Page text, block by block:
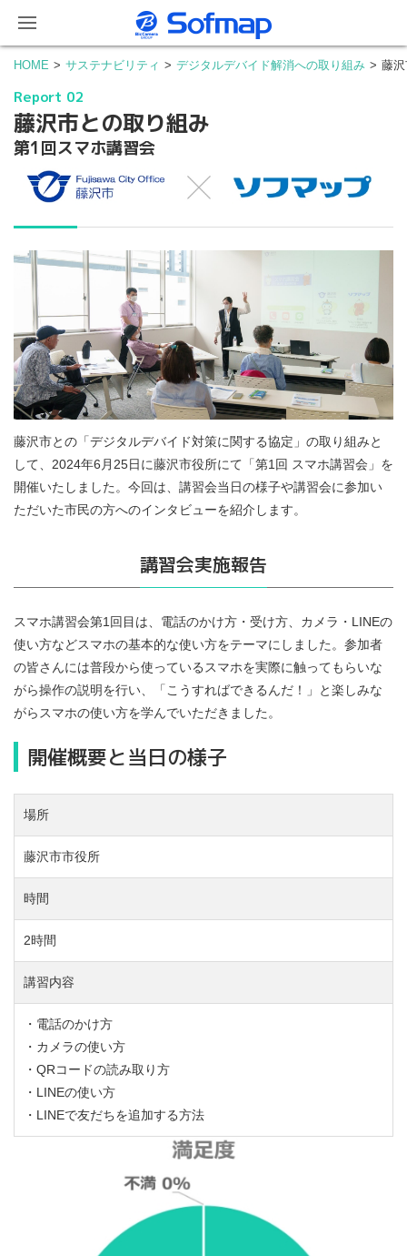
HOME サステナビリティ デジタルデバイド解消への取り組み 藤
Report 02
藤沢市との取り組み
第1回スマホ講習会
藤沢市との「デジタルデバイド対策に関する協定」の取り組みと
して、2024年6月25日に藤沢市役所にて「第1回 スマホ講習会」を
開催いたしました。今回は、講習会当日の様子や講習会に参加い
ただいた市民の方へのインタビューを紹介します。
講習会実施報告
スマホ講習会第1回目は、電話のかけ方・受け方、カメラ・LINEの
使い方などスマホの基本的な使い方をテーマにしました。参加者
の皆さんには普段から使っているスマホを実際に触ってもらいな
がら操作の説明を行い、「こうすればできるんだ！」と楽しみな
がらスマホの使い方を学んでいただきました。
開催概要と当日の様子
場所
藤沢市市役所
時間
2時間
講習内容
・電話のかけ方
・カメラの使い方
・QRコードの読み取り方
・LINEの使い方
・LINEで友だちを追加する方法